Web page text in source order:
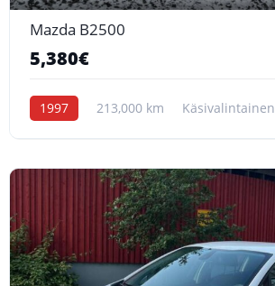
Mazda B2500
5,380€
1997 213,000 km Käsivalintainen